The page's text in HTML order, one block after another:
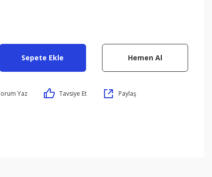
Sepete Ekle Hemen Al
Yaz Tavsiye Et Paylaş